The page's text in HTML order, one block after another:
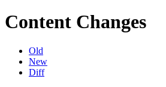
Content Changes
Old
New
Diff